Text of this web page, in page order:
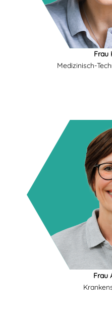
Frau
Medizinisch-
Frau